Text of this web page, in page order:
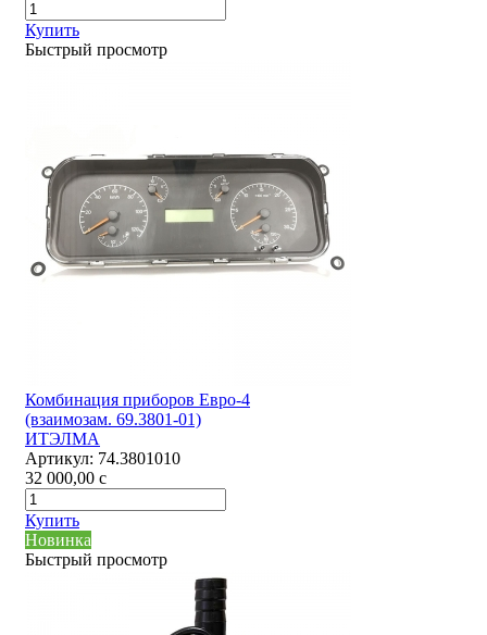
Купить
Быстрый просмотр
Комбинация приборов Евро-4
(взаимозам. 69.3801-01)
ИТЭЛМА
Артикул: 74.3801010
32 000,00 c
Купить
Новинка
Быстрый просмотр